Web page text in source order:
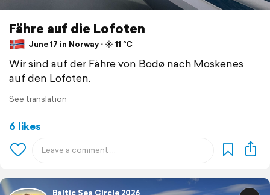
Fähre auf die Lofoten
June 17 in Norway ⋅ ☀️ 11 °C
Wir sind auf der Fähre von Bodø nach Moskenes
auf den Lofoten.
See translation
6 likes
Baltic Sea Circle 2026